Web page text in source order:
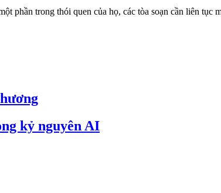
phần trong thói quen của họ, các tòa soạn cần liên tục
kỷ nguyên AI